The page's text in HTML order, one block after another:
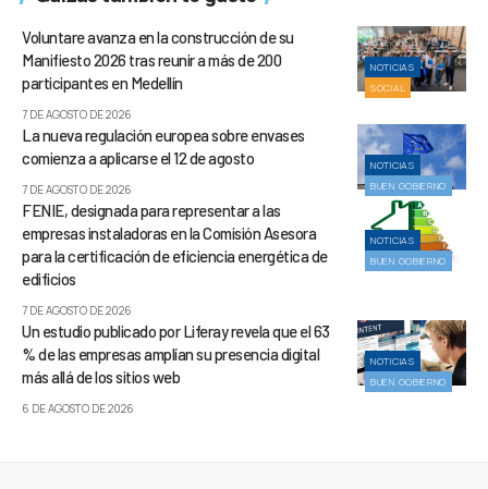
NOTICIAS
SOCIAL
Voluntare avanza en la construcción de su
Manifiesto 2026 tras reunir a más de 200
participantes en Medellín
7 DE AGOSTO DE 2026
NOTICIAS
BUEN GOBIERNO
La nueva regulación europea sobre envases
comienza a aplicarse el 12 de agosto
7 DE AGOSTO DE 2026
NOTICIAS
BUEN GOBIERNO
FENIE, designada para representar a las
empresas instaladoras en la Comisión Asesora
para la certificación de eficiencia energética de
edificios
7 DE AGOSTO DE 2026
NOTICIAS
BUEN GOBIERNO
Un estudio publicado por Liferay revela que el 63
% de las empresas amplían su presencia digital
más allá de los sitios web
6 DE AGOSTO DE 2026